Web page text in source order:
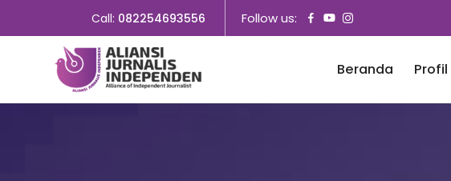
Call: 082254693556 Follow us:
Beranda Profil